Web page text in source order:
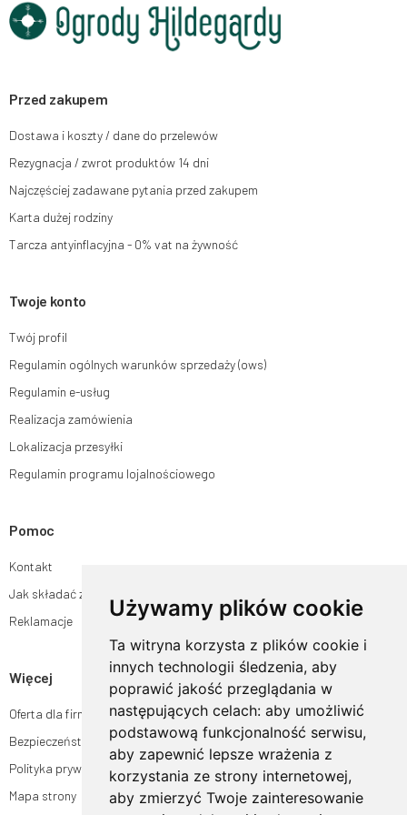
Używamy plików cookie
Ta witryna korzysta z plików cookie i
innych technologii śledzenia, aby
poprawić jakość przeglądania w
następujących celach: aby umożliwić
podstawową funkcjonalność serwisu,
aby zapewnić lepsze wrażenia z
korzystania ze strony internetowej,
aby zmierzyć Twoje zainteresowanie
chwili rezygnacji z subskrypcji.
Przysługuje Ci prawo do żądania dostępu do swoich danych osobowych,
ich sprostowania, usunięcia, ograniczenia przetwarzania, wniesienia
momencie bez wpływu na zgodność z prawem przetwarzania, którego
dokonano na podstawie zgody przed jej cofnięciem. W tym celu możesz
e-mail lub pisemnie na adres siedziby.
Więcej informacji:www.mouton.pl/ODO
Przed zakupem
Dostawa i koszty / dane do przelewów
Rezygnacja / zwrot produktów 14 dni
Najczęściej zadawane pytania przed zakupem
Karta dużej rodziny
Tarcza antyinflacyjna - 0% vat na żywność
Twoje konto
Twój profil
Regulamin ogólnych warunków sprzedaży (ows)
Regulamin e-usług
Realizacja zamówienia
Lokalizacja przesyłki
Regulamin programu lojalnościowego
Pomoc
Kontakt
Jak składać zamówienia w sklepie ogrodyhildegardy.pl?
Reklamacje
Więcej
Oferta dla firm
Bezpieczeństwo płatności
Polityka prywatności
Mapa strony